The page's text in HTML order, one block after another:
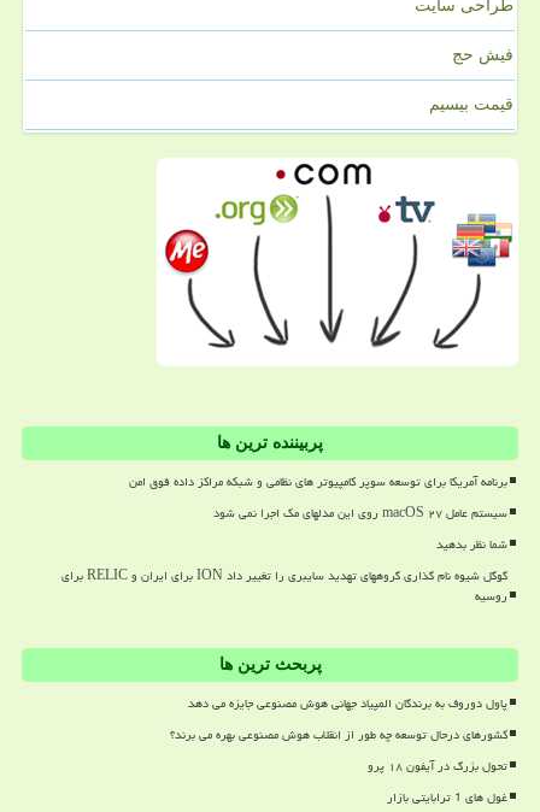
طراحی سایت
فیش حج
قیمت بیسیم
پربیننده ترین ها
برنامه آمریکا برای توسعه سوپر کامپیوتر های نظامی و شبکه مراکز داده فوق امن
سیستم عامل macOS ۲۷ روی این مدلهای مک اجرا نمی شود
شما نظر بدهید
گوگل شیوه نام گذاری گروههای تهدید سایبری را تغییر داد ION برای ایران و RELIC برای
روسیه
پربحث ترین ها
پاول دوروف به برندگان المپیاد جهانی هوش مصنوعی جایزه می دهد
کشورهای درحال توسعه چه طور از انقلاب هوش مصنوعی بهره می برند؟
تحول بزرگ در آیفون ۱۸ پرو
غول های 1 ترابایتی بازار